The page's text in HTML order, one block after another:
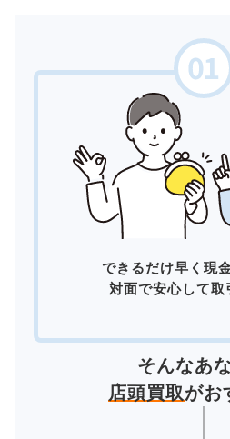
できるだけ早く現
対面で安心して取
そんなあ
店頭買取がお